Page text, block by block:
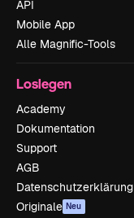
API
Mobile App
Alle Magnific-Tools
Loslegen
Academy
Dokumentation
Support
AGB
Datenschutzerklärung
Originale Neu